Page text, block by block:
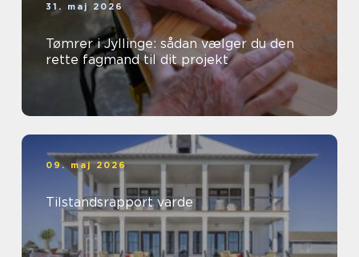
31. maj 2026
Tømrer i Jyllinge: sådan vælger du den
rette fagmand til dit projekt
09. maj 2026
Tilstandsrapport varde